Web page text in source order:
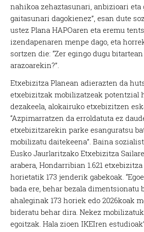
nahikoa zehaztasunari, anbizioari eta
gaitasunari dagokienez”, esan dute
ustez Plana HAPOaren eta eremu
izendapenaren menpe dago, eta
sortzen die: “Zer egingo dugu
arazoarekin?”.
Etxebizitza Planean adierazten da
etxebizitzak mobilizatzeak potentzial
dezakeela, alokairuko etxebizitzen
“Azpimarratzen da erroldatuta ez
etxebizitzarekin parke esanguratsu bat
mobilizatu daitekeena”. Baina
Eusko Jaurlaritzako Etxebizitza
arabera, Hondarribian 1.621
horietatik 173 jenderik gabekoak. “
bada ere, behar bezala dimentsionatu
ahaleginak 173 horiek edo 2026koak
bideratu behar dira. Nekez
egoitzak. Hala zioen IKEIren